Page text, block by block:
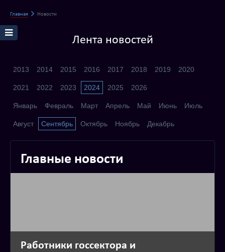
Главная Новости
Лента новостей
2013 2014 2015 2016 2017 2018 2019 2020
2021 2022 2023 2024 2025 2026
Январь Февраль Март Апрель Май Июнь Июль
Август Сентябрь Октябрь Ноябрь Декабрь
Главные новости
Работники госсектора и